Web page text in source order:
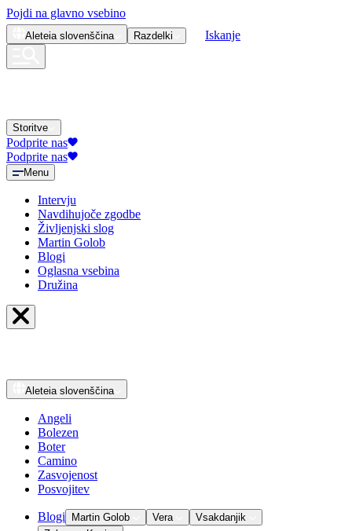
Pojdi na glavno vsebino
Aleteia slovenščina Razdelki Iskanje
Storitve
Podprite nas
Podprite nas
Menu
Intervju
Navdihujoče zgodbe
Življenjski slog
Martin Golob
Blogi
Oglasna vsebina
Družina
Aleteia slovenščina
Angeli
Bolezen
Boter
Camino
Zasvojenost
Posvojitev
Blogi Martin Golob Vera
Vsakdanjik